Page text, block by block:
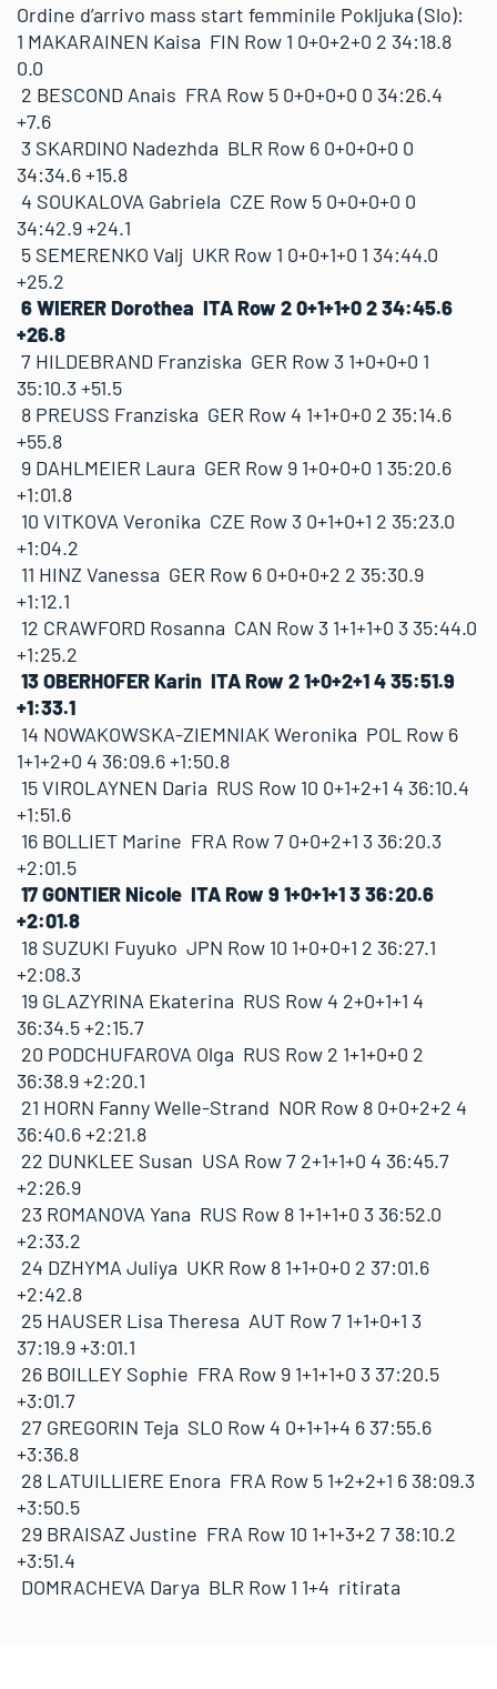
Ordine d’arrivo mass start femminile Pokljuka (Slo):
1 MAKARAINEN Kaisa FIN Row 1 0+0+2+0 2 34:18.8
0.0
2 BESCOND Anais FRA Row 5 0+0+0+0 0 34:26.4
+7.6
3 SKARDINO Nadezhda BLR Row 6 0+0+0+0 0
34:34.6 +15.8
4 SOUKALOVA Gabriela CZE Row 5 0+0+0+0 0
34:42.9 +24.1
5 SEMERENKO Valj UKR Row 1 0+0+1+0 1 34:44.0
+25.2
6 WIERER Dorothea ITA Row 2 0+1+1+0 2 34:45.6
+26.8
7 HILDEBRAND Franziska GER Row 3 1+0+0+0 1
35:10.3 +51.5
8 PREUSS Franziska GER Row 4 1+1+0+0 2 35:14.6
+55.8
9 DAHLMEIER Laura GER Row 9 1+0+0+0 1 35:20.6
+1:01.8
10 VITKOVA Veronika CZE Row 3 0+1+0+1 2 35:23.0
+1:04.2
11 HINZ Vanessa GER Row 6 0+0+0+2 2 35:30.9
+1:12.1
12 CRAWFORD Rosanna CAN Row 3 1+1+1+0 3 35:44.0
+1:25.2
13 OBERHOFER Karin ITA Row 2 1+0+2+1 4 35:51.9
+1:33.1
14 NOWAKOWSKA-ZIEMNIAK Weronika POL Row 6
1+1+2+0 4 36:09.6 +1:50.8
15 VIROLAYNEN Daria RUS Row 10 0+1+2+1 4 36:10.4
+1:51.6
16 BOLLIET Marine FRA Row 7 0+0+2+1 3 36:20.3
+2:01.5
17 GONTIER Nicole ITA Row 9 1+0+1+1 3 36:20.6
+2:01.8
18 SUZUKI Fuyuko JPN Row 10 1+0+0+1 2 36:27.1
+2:08.3
19 GLAZYRINA Ekaterina RUS Row 4 2+0+1+1 4
36:34.5 +2:15.7
20 PODCHUFAROVA Olga RUS Row 2 1+1+0+0 2
36:38.9 +2:20.1
21 HORN Fanny Welle-Strand NOR Row 8 0+0+2+2 4
36:40.6 +2:21.8
22 DUNKLEE Susan USA Row 7 2+1+1+0 4 36:45.7
+2:26.9
23 ROMANOVA Yana RUS Row 8 1+1+1+0 3 36:52.0
+2:33.2
24 DZHYMA Juliya UKR Row 8 1+1+0+0 2 37:01.6
+2:42.8
25 HAUSER Lisa Theresa AUT Row 7 1+1+0+1 3
37:19.9 +3:01.1
26 BOILLEY Sophie FRA Row 9 1+1+1+0 3 37:20.5
+3:01.7
27 GREGORIN Teja SLO Row 4 0+1+1+4 6 37:55.6
+3:36.8
28 LATUILLIERE Enora FRA Row 5 1+2+2+1 6 38:09.3
+3:50.5
29 BRAISAZ Justine FRA Row 10 1+1+3+2 7 38:10.2
+3:51.4
DOMRACHEVA Darya BLR Row 1 1+4 ritirata